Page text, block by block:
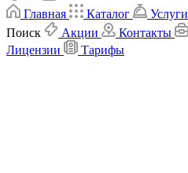
Главная Каталог Услуги
Поиск
Акции Контакты
Лицензии
Тарифы